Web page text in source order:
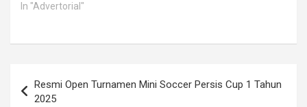
In "Advertorial"
navigation
Resmi Open Turnamen Mini Soccer Persis Cup 1 Tahun
2025